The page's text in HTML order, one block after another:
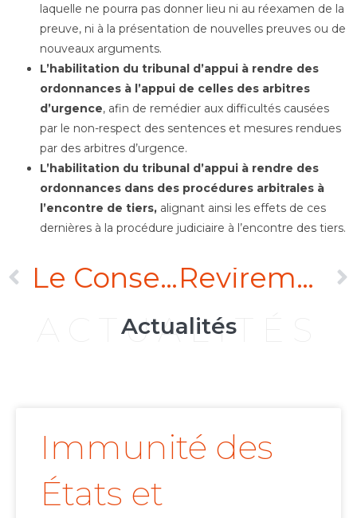
laquelle ne pourra pas donner lieu ni au réexamen de la
preuve, ni à la présentation de nouvelles preuves ou de
nouveaux arguments.
L’habilitation du tribunal d’appui à rendre des
ordonnances à l’appui de celles des arbitres
d’urgence, afin de remédier aux difficultés causées
par le non-respect des sentences et mesures rendues
par des arbitres d’urgence.
L’habilitation du tribunal d’appui à rendre des
ordonnances dans des procédures arbitrales à
l’encontre de tiers, alignant ainsi les effets de ces
dernières à la procédure judiciaire à l’encontre des tiers.
Le Conseil d’État confirme le refus d’exequatur des sentences Ryanair vs. Syndicat mixte des aéroports de Charente en raison de l’interdiction de compromettre des personnes morales de droit public françaises, sauf dérogation spécifique d’origine législative ou issue d’un traité Revirement de jurisprudence concernant la reprise des actes d’une société en formation
ACTUALITÉS
Actualités
Immunité des
États et